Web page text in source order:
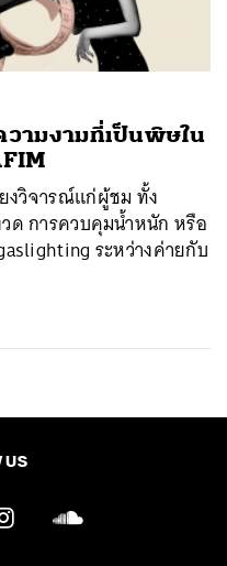
วามงามที่เป็นพิษใน
ยงวิจารณ์แก่ผู้ชม ทั้ง
ด การควบคุมน้ำหนัก หรือ
ระหว่างค่ายกับ
US